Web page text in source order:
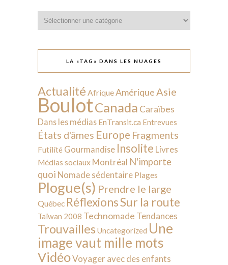
LA «TAG» DANS LES NUAGES
Actualité AfriqueAmérique Asie
BoulotCanada Caraïbes
Dans les médias EnTransit.ca Entrevues
États d'âmes Europe Fragments
Futilité Gourmandise Insolite Livres
Médias sociaux Montréal N'importe
quoi Nomade sédentaire Plages
Plogue(s) Prendre le large
Québec RéflexionsSur la route
Taïwan 2008 Technomade Tendances
Trouvailles Uncategorized Une
image vaut mille mots
VidéoVoyager avec des enfants